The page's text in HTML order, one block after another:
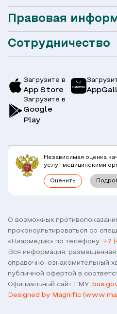
Услуги и цены
Врачи
Клиники
Комплексные программы
Наши партнеры и клиенты
Мобильное приложение
Акции
Симптомы
Правовая информация
Горячая линия / контроль
Связь с директором
Версия для слабовидящих
Правовая
Оформление налогового вычета
Вопрос-Ответ по ОМС
Прямое прикрепление
Договор оферты
Сотрудничество
О возможных
проконсультироваться со
«Ниармедик» по телефону: +7
Вся информация, размещенная
справочно-ознакомительный
публичной офертой в
Официальный сайт ГМУ:
Designed by Magnific
Загрузите в
App Store
Загрузите в
Google
Play
Независимая оценка
услуг медицинскими
Оценить